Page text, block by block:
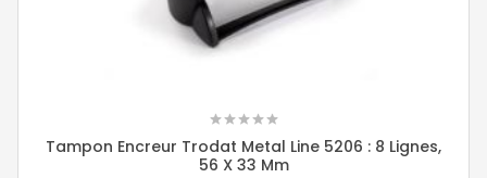
Tampon Encreur Trodat Metal Line 5206 : 8 Lignes,
56 X 33 Mm